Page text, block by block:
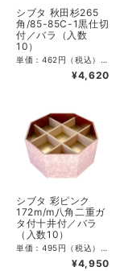
シブタ 秋田杉265
角/85-85C-1黒仕切
付／バラ（入数
10）
¥4,620
シブタ 彩ピンク
172m/m八角二重ガ
タ付十井付／バラ
（入数10）
¥4,950